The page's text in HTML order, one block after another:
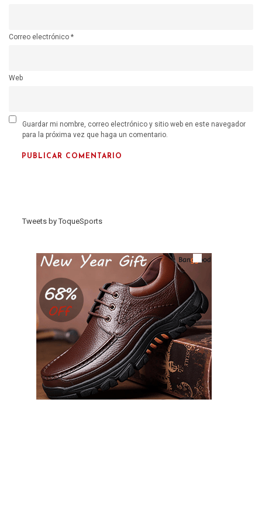
Correo electrónico *
Web
Guardar mi nombre, correo electrónico y sitio web en este navegador
para la próxima vez que haga un comentario.
Tweets by ToqueSports